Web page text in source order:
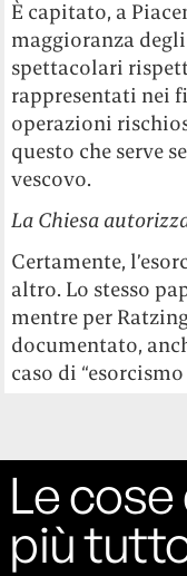
È capitato, a
maggioranza
spettacolari
rappresentati nei
operazioni
questo che serve
vescovo.
La Chiesa
Certamente,
altro. Lo stesso
mentre per
documentato,
caso di
Le
più